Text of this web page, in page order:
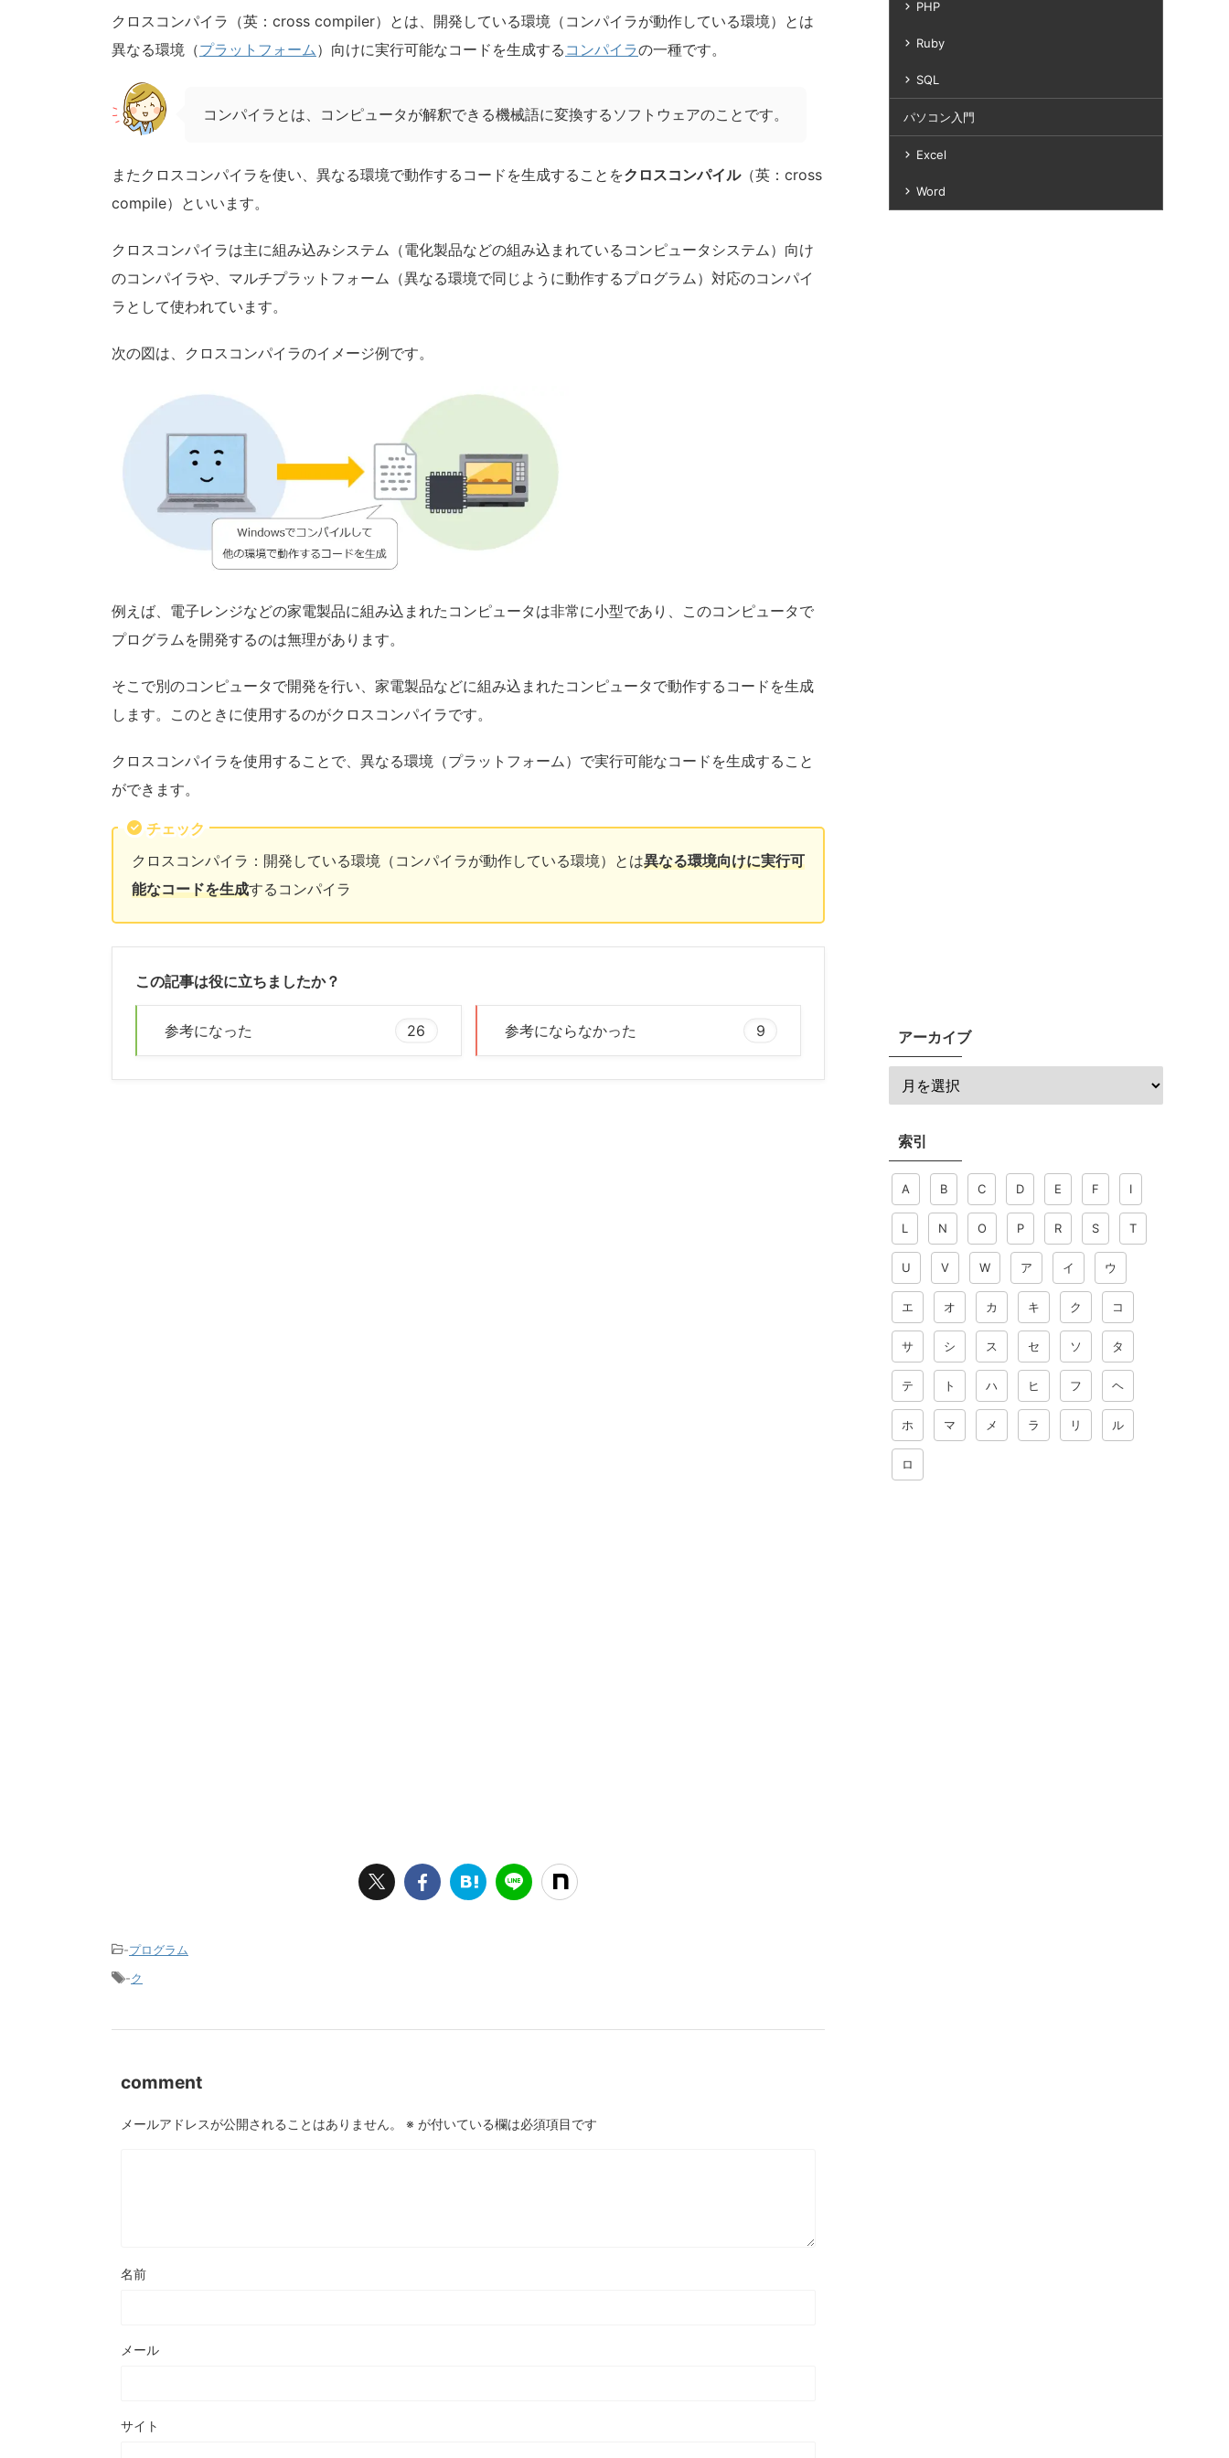
クロスコンパイラ（英：cross compiler）とは、開発している環境（コンパイラが動作している環境）とは
異なる環境（プラットフォーム ）向けに実行可能なコードを生成する コンパイラの一種です。
コンパイラとは、コンピュータが解釈できる機械語に変換するソフトウェアのことです。
またクロスコンパイラを使い、異なる環境で動作するコードを生成することをクロスコンパイル（英：cross
compile）といいます。
クロスコンパイラは主に組み込みシステム（電化製品などの組み込まれているコンピュータシステム）向け
のコンパイラや、マルチプラットフォーム（異なる環境で同じように動作するプログラム）対応のコンパイ
ラとして使われています。
次の図は、クロスコンパイラのイメージ例です。
例えば、電子レンジなどの家電製品に組み込まれたコンピュータは非常に小型であり、このコンピュータで
プログラムを開発するのは無理があります。
そこで別のコンピュータで開発を行い、家電製品などに組み込まれたコンピュータで動作するコードを生成
します。このときに使用するのがクロスコンパイラです。
クロスコンパイラを使用することで、異なる環境（プラットフォーム）で実行可能なコードを生成すること
ができます。
チェック
クロスコンパイラ：開発している環境（コンパイラが動作している環境）とは異なる環境向けに実行可
能なコードを生成するコンパイラ
この記事は役に立ちましたか？
参考になった 26 参考にならなかった 9
-プログラム
-ク
comment
メールアドレスが公開されることはありません。 ※ が付いている欄は必須項目です
名前
メール
サイト
PHP
Ruby
SQL
パソコン入門
Excel
Word
アーカイブ
索引
A B C D E F I
L N O P R S T
U V W ア イ ウ
エ オ カ キ ク コ
サ シ ス セ ソ タ
テ ト ハ ヒ フ ヘ
ホ マ メ ラ リ ル
ロ